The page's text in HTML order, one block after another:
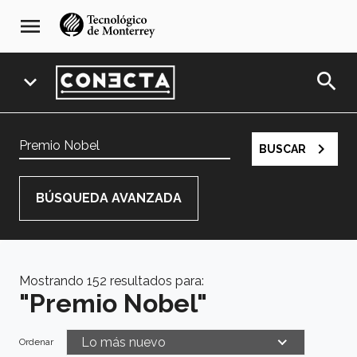
navegación
principal
menu
expand_more search
BUSCAR navigate_next
BÚSQUEDA AVANZADA
Categoría
Campus
Mostrando 152 resultados para:
"Premio Nobel"
Ordenar Lo más nuevo